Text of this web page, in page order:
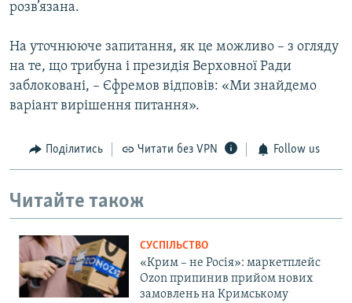
розв’язана.
На уточнююче запитання, як це можливо – з огляду
на те, що трибуна і президія Верховної Ради
заблоковані, – Єфремов відповів: «Ми знайдемо
варіант вирішення питання».
Поділитись Читати без VPN Follow us
Читайте також
СУСПІЛЬСТВО
«Крим – не Росія»: маркетплейс
Ozon припинив прийом нових
замовлень на Кримському